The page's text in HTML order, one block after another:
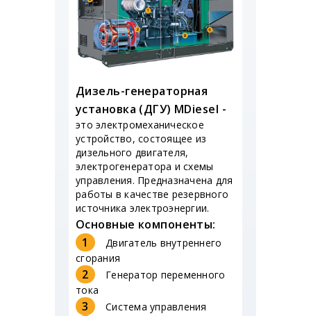
Дизель-генераторная
установка (ДГУ) MDiesel -
это электромеханическое
устройство, состоящее из
дизельного двигателя,
электрогенератора и схемы
управления. Предназначена для
работы в качестве резервного
источника электроэнергии.
Основные компоненты:
1
Двигатель внутреннего
сгорания
2
Генератор переменного
тока
3 Система управления